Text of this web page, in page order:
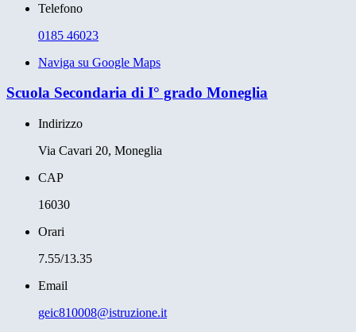
Telefono
0185 46023
Naviga su Google Maps
Scuola Secondaria di I° grado Moneglia
Indirizzo
Via Cavari 20, Moneglia
CAP
16030
Orari
7.55/13.35
Email
geic810008@istruzione.it